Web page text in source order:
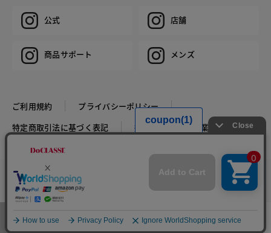
カラー・サイズを選択する
公式 店舗
商品サポート メンズ
ご利用規約
プライバシーポリシー
特定商取引法に基づく表記
推奨環境 企業情報
COPYRIGHT © DoCLASSE ALL RIGHTS RESERVED.